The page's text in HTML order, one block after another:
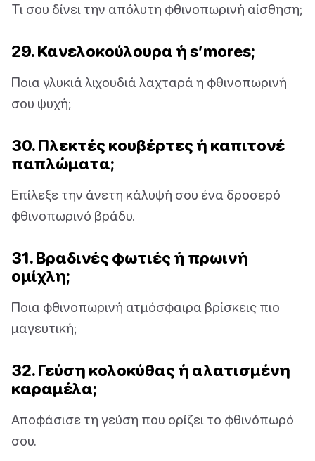
Τι σου δίνει την απόλυτη φθινοπωρινή αίσθηση;
29. Κανελοκούλουρα ή s’mores;
Ποια γλυκιά λιχουδιά λαχταρά η φθινοπωρινή
σου ψυχή;
30. Πλεκτές κουβέρτες ή καπιτονέ
παπλώματα;
Επίλεξε την άνετη κάλυψή σου ένα δροσερό
φθινοπωρινό βράδυ.
31. Βραδινές φωτιές ή πρωινή
ομίχλη;
Ποια φθινοπωρινή ατμόσφαιρα βρίσκεις πιο
μαγευτική;
32. Γεύση κολοκύθας ή αλατισμένη
καραμέλα;
Αποφάσισε τη γεύση που ορίζει το φθινόπωρό
σου.